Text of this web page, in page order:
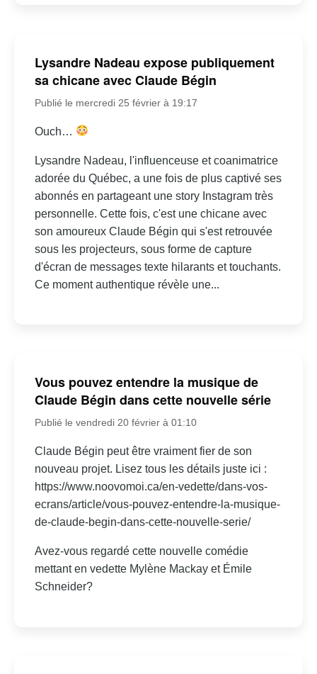
Lysandre Nadeau expose publiquement
sa chicane avec Claude Bégin
Publié le mercredi 25 février à 19:17
Ouch…
Lysandre Nadeau, l'influenceuse et coanimatrice
adorée du Québec, a une fois de plus captivé ses
abonnés en partageant une story Instagram très
personnelle. Cette fois, c'est une chicane avec
son amoureux Claude Bégin qui s'est retrouvée
sous les projecteurs, sous forme de capture
d'écran de messages texte hilarants et touchants.
Ce moment authentique révèle une...
Vous pouvez entendre la musique de
Claude Bégin dans cette nouvelle série
Publié le vendredi 20 février à 01:10
Claude Bégin peut être vraiment fier de son
nouveau projet. Lisez tous les détails juste ici :
https://www.noovomoi.ca/en-vedette/dans-vos-
ecrans/article/vous-pouvez-entendre-la-musique-
de-claude-begin-dans-cette-nouvelle-serie/
Avez-vous regardé cette nouvelle comédie
mettant en vedette Mylène Mackay et Émile
Schneider?